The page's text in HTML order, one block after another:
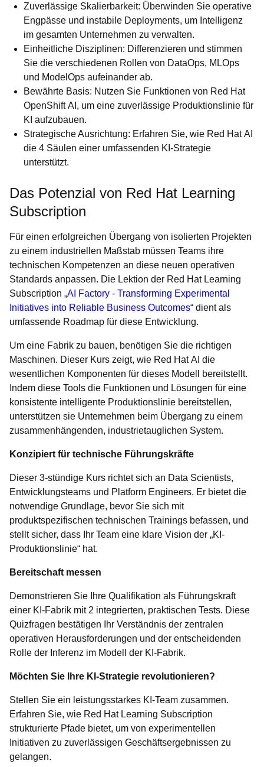
Zuverlässige Skalierbarkeit: Überwinden Sie operative
Engpässe und instabile Deployments, um Intelligenz
im gesamten Unternehmen zu verwalten.
Einheitliche Disziplinen: Differenzieren und stimmen
Sie die verschiedenen Rollen von DataOps, MLOps
und ModelOps aufeinander ab.
Bewährte Basis: Nutzen Sie Funktionen von Red Hat
OpenShift AI, um eine zuverlässige Produktionslinie für
KI aufzubauen.
Strategische Ausrichtung: Erfahren Sie, wie Red Hat AI
die 4 Säulen einer umfassenden KI-Strategie
unterstützt.
Das Potenzial von Red Hat Learning
Subscription
Für einen erfolgreichen Übergang von isolierten Projekten
zu einem industriellen Maßstab müssen Teams ihre
technischen Kompetenzen an diese neuen operativen
Standards anpassen. Die Lektion der Red Hat Learning
Subscription „AI Factory - Transforming Experimental
Initiatives into Reliable Business Outcomes“ dient als
umfassende Roadmap für diese Entwicklung.
Um eine Fabrik zu bauen, benötigen Sie die richtigen
Maschinen. Dieser Kurs zeigt, wie Red Hat AI die
wesentlichen Komponenten für dieses Modell bereitstellt.
Indem diese Tools die Funktionen und Lösungen für eine
konsistente intelligente Produktionslinie bereitstellen,
unterstützen sie Unternehmen beim Übergang zu einem
zusammenhängenden, industrietauglichen System.
Konzipiert für technische Führungskräfte
Dieser 3-stündige Kurs richtet sich an Data Scientists,
Entwicklungsteams und Platform Engineers. Er bietet die
notwendige Grundlage, bevor Sie sich mit
produktspezifischen technischen Trainings befassen, und
stellt sicher, dass Ihr Team eine klare Vision der „KI-
Produktionslinie“ hat.
Bereitschaft messen
Demonstrieren Sie Ihre Qualifikation als Führungskraft
einer KI-Fabrik mit 2 integrierten, praktischen Tests. Diese
Quizfragen bestätigen Ihr Verständnis der zentralen
operativen Herausforderungen und der entscheidenden
Rolle der Inferenz im Modell der KI-Fabrik.
Möchten Sie Ihre KI-Strategie revolutionieren?
Stellen Sie ein leistungsstarkes KI-Team zusammen.
Erfahren Sie, wie Red Hat Learning Subscription
strukturierte Pfade bietet, um von experimentellen
Initiativen zu zuverlässigen Geschäftsergebnissen zu
gelangen.